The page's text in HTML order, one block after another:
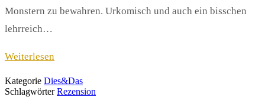
Monstern zu bewahren. Urkomisch und auch ein bisschen
lehrreich…
Weiterlesen
Kategorie Dies&Das
SchlagwörterRezension